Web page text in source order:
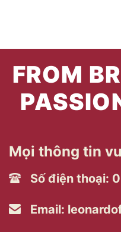
FROM
Mọi thông tin
Số điện thoại:
Email: